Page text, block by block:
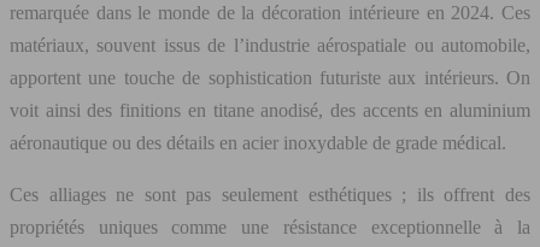
remarquée dans le monde de la décoration intérieure en 2024. Ces
matériaux, souvent issus de l’industrie aérospatiale ou automobile,
apportent une touche de sophistication futuriste aux intérieurs. On
voit ainsi des finitions en titane anodisé, des accents en aluminium
aéronautique ou des détails en acier inoxydable de grade médical.
Ces alliages ne sont pas seulement esthétiques ; ils offrent des
propriétés uniques comme une résistance exceptionnelle à la